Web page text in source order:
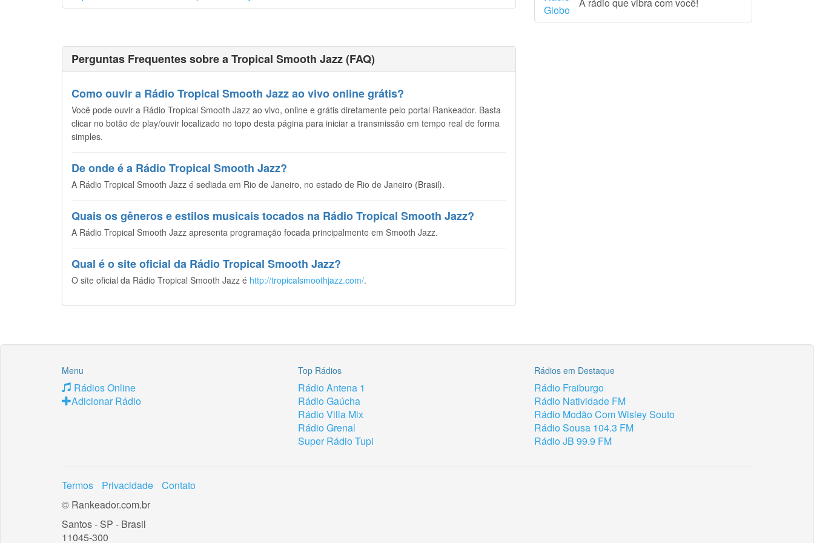
Perguntas Frequentes sobre a Tropical Smooth Jazz (FAQ)
Como ouvir a Rádio Tropical Smooth Jazz ao vivo online grátis?
Você pode ouvir a Rádio Tropical Smooth Jazz ao vivo, online e grátis diretamente pelo portal Rankeador. Basta
clicar no botão de play/ouvir localizado no topo desta página para iniciar a transmissão em tempo real de forma
simples.
De onde é a Rádio Tropical Smooth Jazz?
A Rádio Tropical Smooth Jazz é sediada em Rio de Janeiro, no estado de Rio de Janeiro (Brasil).
Quais os gêneros e estilos musicais tocados na Rádio Tropical Smooth Jazz?
A Rádio Tropical Smooth Jazz apresenta programação focada principalmente em Smooth Jazz.
Qual é o site oficial da Rádio Tropical Smooth Jazz?
O site oficial da Rádio Tropical Smooth Jazz é http://tropicalsmoothjazz.com/.
Menu
Rádios Online
Adicionar Rádio
Top Rádios
Rádio Antena 1
Rádio Gaúcha
Rádio Villa Mix
Rádio Grenal
Super Rádio Tupi
Rádios em Destaque
Rádio Fraiburgo
Rádio Natividade FM
Rádio Modão Com Wisley Souto
Rádio Sousa 104.3 FM
Rádio JB 99.9 FM
Termos Privacidade
Contato
© Rankeador.com.br
Santos - SP - Brasil
11045-300